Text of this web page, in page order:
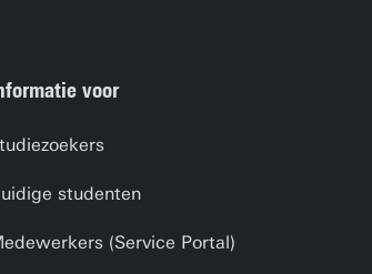
voor
studenten
(Service Portal)